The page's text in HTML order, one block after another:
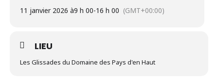
11 janvier 2026 à9 h 00-16 h 00 (GMT+00:00)
LIEU
Les Glissades du Domaine des Pays d'en Haut